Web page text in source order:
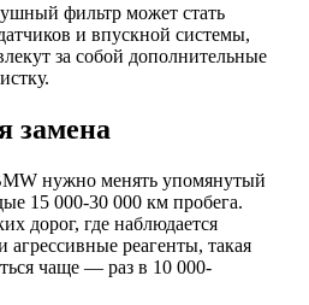
фильтр может стать
и впускной системы,
за собой дополнительные
замена
нужно менять упомянутый
15 000-30 000 км пробега.
дорог, где наблюдается
агрессивные реагенты, такая
чаще — раз в 10 000-